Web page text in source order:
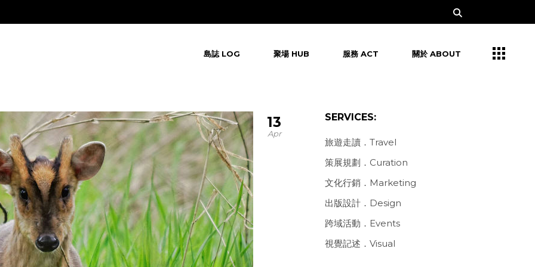
島誌 LOG 聚場 HUB 服務 ACT 關於 ABOUT
13
Apr
SERVICES:
旅遊走讀．Travel
策展規劃．Curation
文化行銷．Marketing
出版設計．Design
跨域活動．Events
視覺記述．Visual